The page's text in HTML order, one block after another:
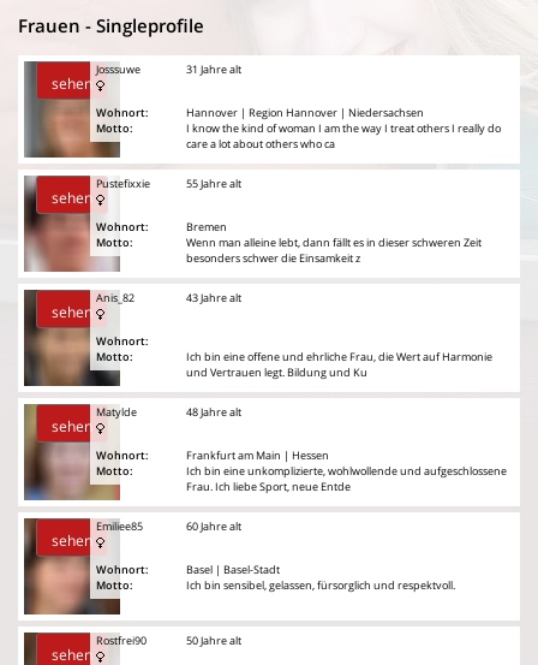
Frauen - Singleprofile
sehen
Josssuwe
Wohnort:
Motto:
31 Jahre alt
Hannover | Region Hannover | Niedersachsen
I know the kind of woman I am the way I treat others I really do
care a lot about others who ca
sehen
Pustefixxie
Wohnort:
Motto:
55 Jahre alt
Bremen
Wenn man alleine lebt, dann fällt es in dieser schweren Zeit
besonders schwer die Einsamkeit z
sehen
Anis_82
Wohnort:
Motto:
43 Jahre alt
Ich bin eine offene und ehrliche Frau, die Wert auf Harmonie
und Vertrauen legt. Bildung und Ku
sehen
Matylde
Wohnort:
Motto:
48 Jahre alt
Frankfurt am Main | Hessen
Ich bin eine unkomplizierte, wohlwollende und aufgeschlossene
Frau. Ich liebe Sport, neue Entde
sehen
Emiliee85
Wohnort:
Motto:
60 Jahre alt
Basel | Basel-Stadt
Ich bin sensibel, gelassen, fürsorglich und respektvoll.
sehen
Rostfrei90 50 Jahre alt